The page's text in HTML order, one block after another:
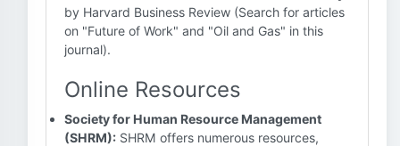
by Harvard Business Review (Search for articles
on "Future of Work" and "Oil and Gas" in this
journal).
Online Resources
Society for Human Resource Management
(SHRM): SHRM offers numerous resources,